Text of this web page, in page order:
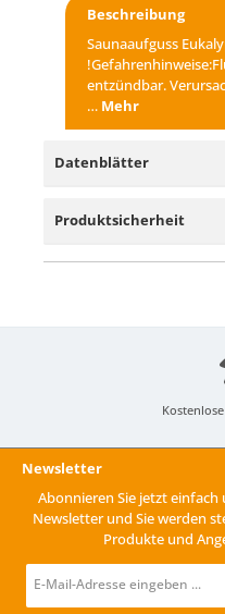
Beschreibung
Saunaaufguss
entzündbar.
… Mehr
Datenblätter
Produktsicherheit
Newsletter
Abonnieren Sie jetzt einfach
Newsletter und Sie werden
Produkte und
Mail-